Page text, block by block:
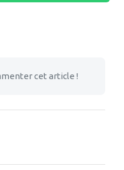
cet article !